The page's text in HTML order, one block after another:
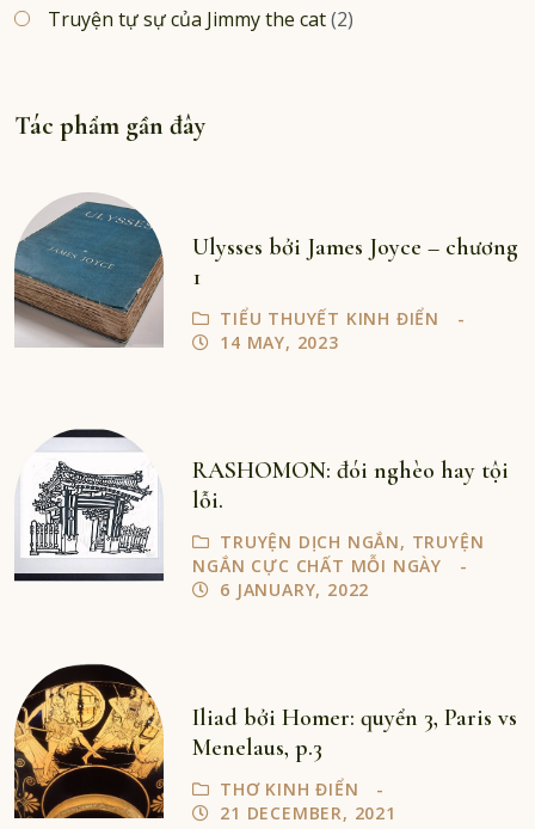
Truyện tự sự của Jimmy the cat(2)
Tác phẩm gần đây
Ulysses bởi James Joyce – chương
1
TIỂU THUYẾT KINH ĐIỂN
14 MAY, 2023
RASHOMON: đói nghèo hay tội
lỗi.
TRUYỆN DỊCH NGẮN, TRUYỆN
NGẮN CỰC CHẤT MỖI NGÀY
6 JANUARY, 2022
Iliad bởi Homer: quyển 3, Paris vs
Menelaus, p.3
THƠ KINH ĐIỂN
21 DECEMBER, 2021